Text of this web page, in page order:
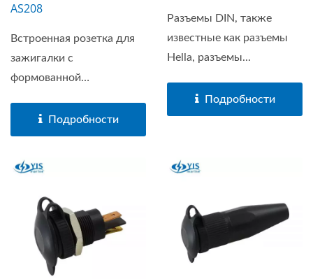
AS208
Встроенная розетка для
зажигалки с
формованной
Подробности
Разъемы DIN, также
известные как разъемы
Hella, разъемы...
Подробности